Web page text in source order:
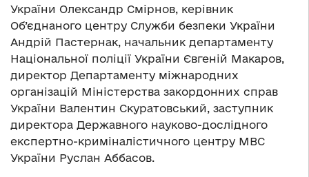
України Олександр Смірнов, керівник
Об’єднаного центру Служби безпеки України
Андрій Пастернак, начальник департаменту
Національної поліції України Євгеній Макаров,
директор Департаменту міжнародних
організацій Міністерства закордонних справ
України Валентин Скуратовський, заступник
директора Державного науково-дослідного
експертно-криміналістичного центру МВС
України Руслан Аббасов.